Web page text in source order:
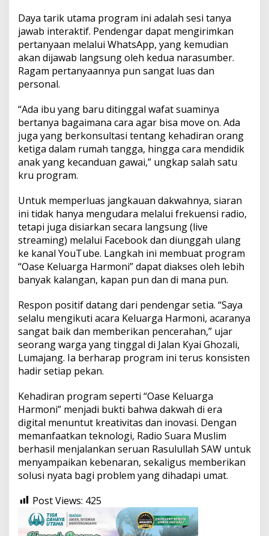
Daya tarik utama program ini adalah sesi tanya
jawab interaktif. Pendengar dapat mengirimkan
pertanyaan melalui WhatsApp, yang kemudian
akan dijawab langsung oleh kedua narasumber.
Ragam pertanyaannya pun sangat luas dan
personal.
“Ada ibu yang baru ditinggal wafat suaminya
bertanya bagaimana cara agar bisa move on. Ada
juga yang berkonsultasi tentang kehadiran orang
ketiga dalam rumah tangga, hingga cara mendidik
anak yang kecanduan gawai,” ungkap salah satu
kru program.
Untuk memperluas jangkauan dakwahnya, siaran
ini tidak hanya mengudara melalui frekuensi radio,
tetapi juga disiarkan secara langsung (live
streaming) melalui Facebook dan diunggah ulang
ke kanal YouTube. Langkah ini membuat program
“Oase Keluarga Harmoni” dapat diakses oleh lebih
banyak kalangan, kapan pun dan di mana pun.
Respon positif datang dari pendengar setia. “Saya
selalu mengikuti acara Keluarga Harmoni, acaranya
sangat baik dan memberikan pencerahan,” ujar
seorang warga yang tinggal di Jalan Kyai Ghozali,
Lumajang. Ia berharap program ini terus konsisten
hadir setiap pekan.
Kehadiran program seperti “Oase Keluarga
Harmoni” menjadi bukti bahwa dakwah di era
digital menuntut kreativitas dan inovasi. Dengan
memanfaatkan teknologi, Radio Suara Muslim
berhasil menjalankan seruan Rasulullah SAW untuk
menyampaikan kebenaran, sekaligus memberikan
solusi nyata bagi problem yang dihadapi umat.
Post Views: 425